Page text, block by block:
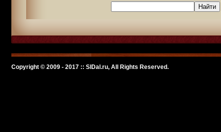
Copyright © 2009 - 2017 :: SlDal.ru, All Rights Reserved.